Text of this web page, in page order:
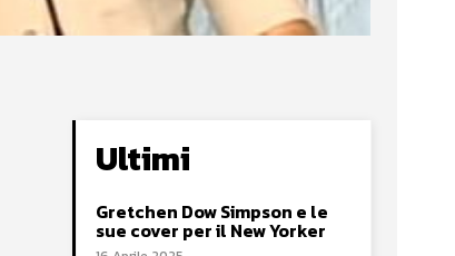
Ultimi
Gretchen Dow Simpson e le
sue cover per il New Yorker